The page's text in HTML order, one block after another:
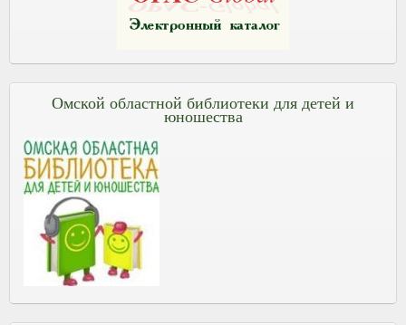
Омской областной библиотеки для детей и
юношества